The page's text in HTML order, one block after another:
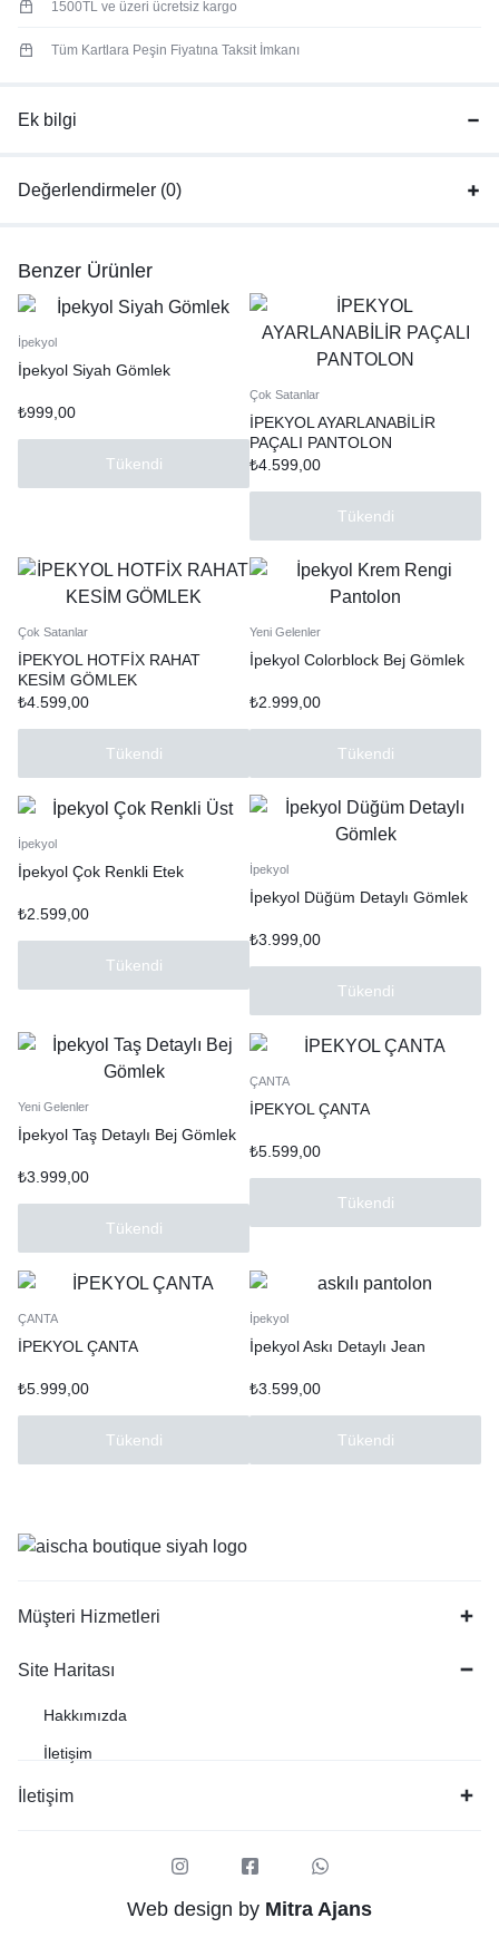
1500TL ve üzeri ücretsiz kargo
Tüm Kartlara Peşin Fiyatına Taksit İmkanı
Ek bilgi
Değerlendirmeler (0)
Benzer Ürünler
İpekyol
İpekyol Siyah Gömlek
₺999,00
Tükendi
Çok Satanlar
İPEKYOL AYARLANABİLİR
PAÇALI PANTOLON
₺4.599,00
Tükendi
Çok Satanlar
İPEKYOL HOTFİX RAHAT
KESİM GÖMLEK
₺4.599,00
Tükendi
Yeni Gelenler
İpekyol Colorblock Bej Gömlek
₺2.999,00
Tükendi
İpekyol
İpekyol Çok Renkli Etek
₺2.599,00
Tükendi
İpekyol
İpekyol Düğüm Detaylı Gömlek
₺3.999,00
Tükendi
Yeni Gelenler
İpekyol Taş Detaylı Bej Gömlek
₺3.999,00
Tükendi
ÇANTA
İPEKYOL ÇANTA
₺5.599,00
Tükendi
ÇANTA
İPEKYOL ÇANTA
₺5.999,00
Tükendi
İpekyol
İpekyol Askı Detaylı Jean
₺3.599,00
Tükendi
Müşteri Hizmetleri
Site Haritası
Hakkımızda
İletişim
İletişim
Web design by Mitra Ajans